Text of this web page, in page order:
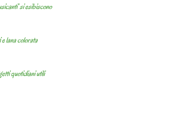
si esibiscono
lana colorata
quotidiani utili